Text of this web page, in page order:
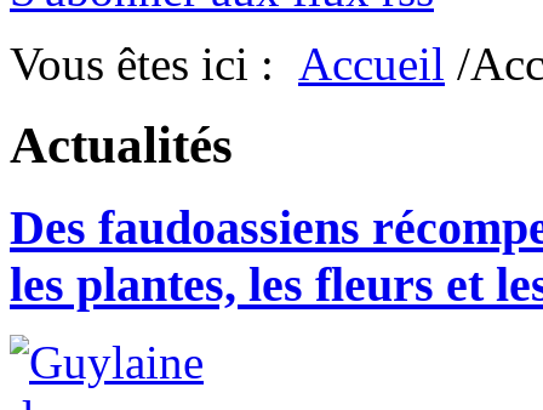
Vous êtes ici : Accueil /
Actualités
Des faudoassiens
les plantes, les fleurs et